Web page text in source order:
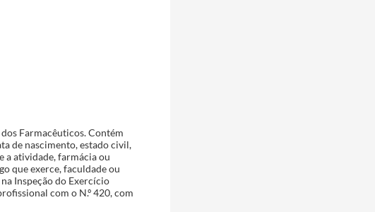
Farmacêuticos. Contém
de nascimento, estado civil,
a atividade, farmácia ou
que exerce, faculdade ou
Inspeção do Exercício
com o N.º 420, com